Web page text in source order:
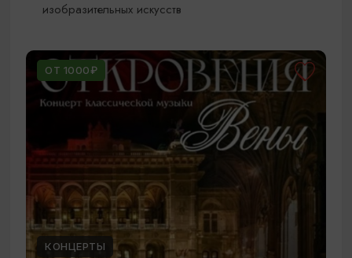
изобразительных искусств
ОТ 1000₽
КОНЦЕРТЫ